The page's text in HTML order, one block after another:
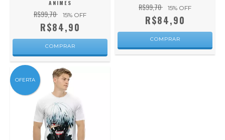
ANIMES
R$99,70 15% OFF
R$84,90
COMPRAR
R$99,70 15% OFF
R$84,90
COMPRAR
OFERTA